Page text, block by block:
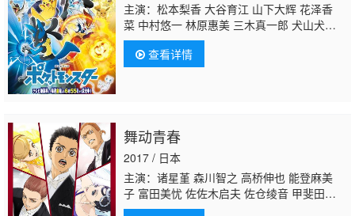
主演：松本梨香 大谷育江 山下大辉 花泽香
菜 中村悠一 林原惠美 三木真一郎 犬山犬
子 小野大辅 堀内贤雄 饭冢雅弓 上田祐司 丰
口惠美 小樱悦子 牧口真幸 寺崎裕香 梶裕
贵 伊濑茉莉也 真堂圭 冈本信彦 上田丽奈 石
村健一 折笠富美子 千叶进步 小野贤章 悠木
碧 小仓唯 井上麻里奈 铃木达央 松冈祯丞 吉
永拓斗 下野纮 津田匠子 凤芳野 奈良彻 野岛
裕史
查看详情
舞动青春
2017 / 日本
主演：诸星堇 森川智之 高桥伸也 能登麻美
子 富田美忧 佐佐木启夫 佐仓绫音 甲斐田裕
子 冈本信彦 Hoshino·Takanori 堀井茶渡